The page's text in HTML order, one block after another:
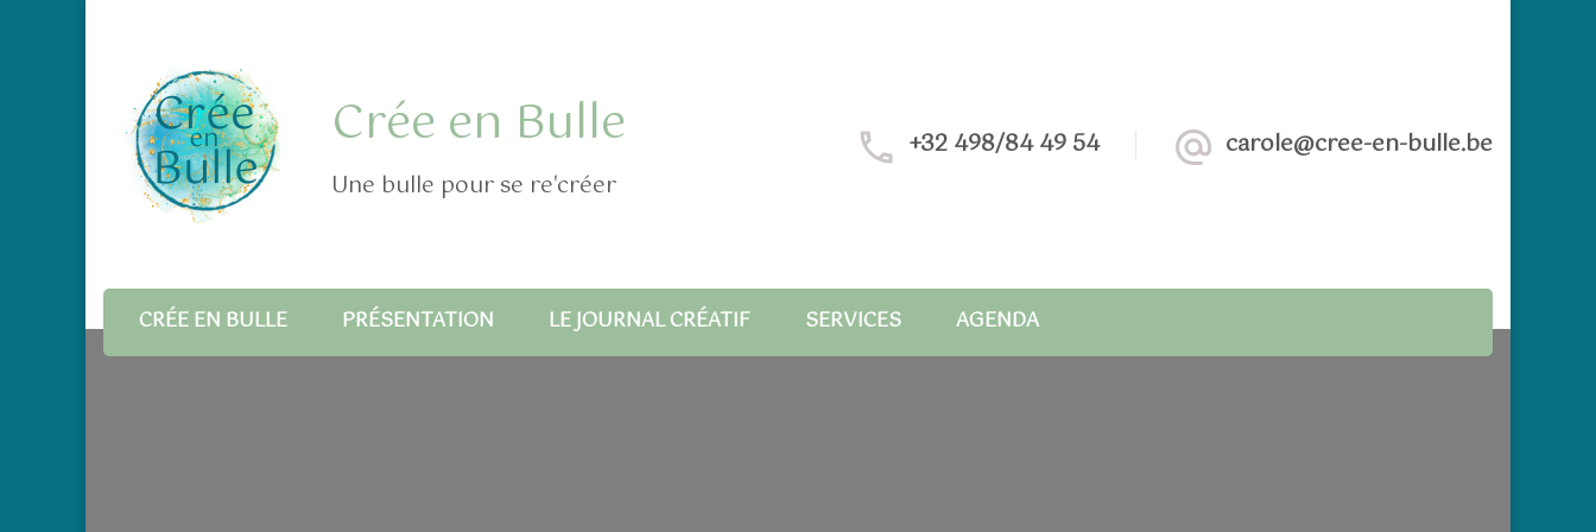
Crée en Bulle
Une bulle pour se re'créer
+32 498/84 49 54 carole@cree-en-bulle.be
CRÉE EN BULLE PRÉSENTATION LE JOURNAL CRÉATIF SERVICES AGENDA